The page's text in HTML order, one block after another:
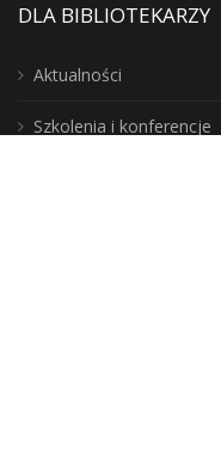
DLA BIBLIOTEKARZY
Aktualności
Szkolenia i konferencje